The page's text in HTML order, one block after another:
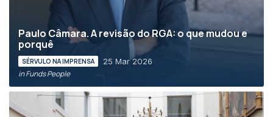
Paulo Câmara. A revisão do RGA: o que mudou e
porquê
SÉRVULO NA IMPRENSA 25 Mar 2026
in Funds People